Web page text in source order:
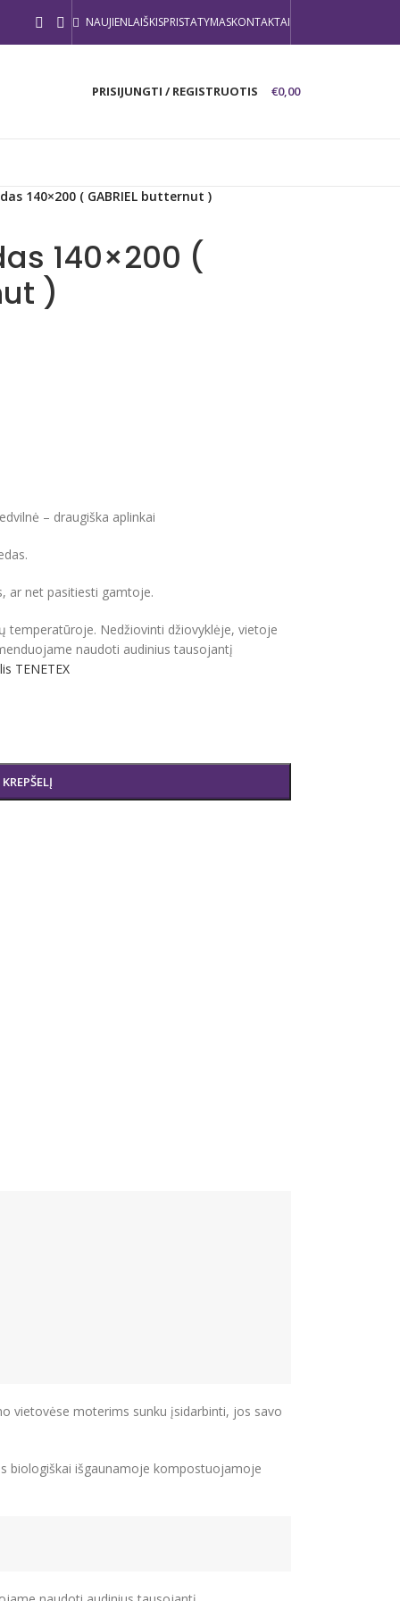
NAUJIENLAIŠKISPRISTATYMASKONTAKTAI
PRISIJUNGTI / REGISTRUOTIS €0,00
140×200 ( GABRIEL butternut )
140×200 (
)
– draugiška aplinkai
ar net pasitiesti gamtoje.
temperatūroje. Nedžiovinti džiovyklėje, vietoje
naudoti audinius tausojantį
TENETEX
vietovėse moterims sunku įsidarbinti, jos savo
biologiškai išgaunamoje kompostuojamoje